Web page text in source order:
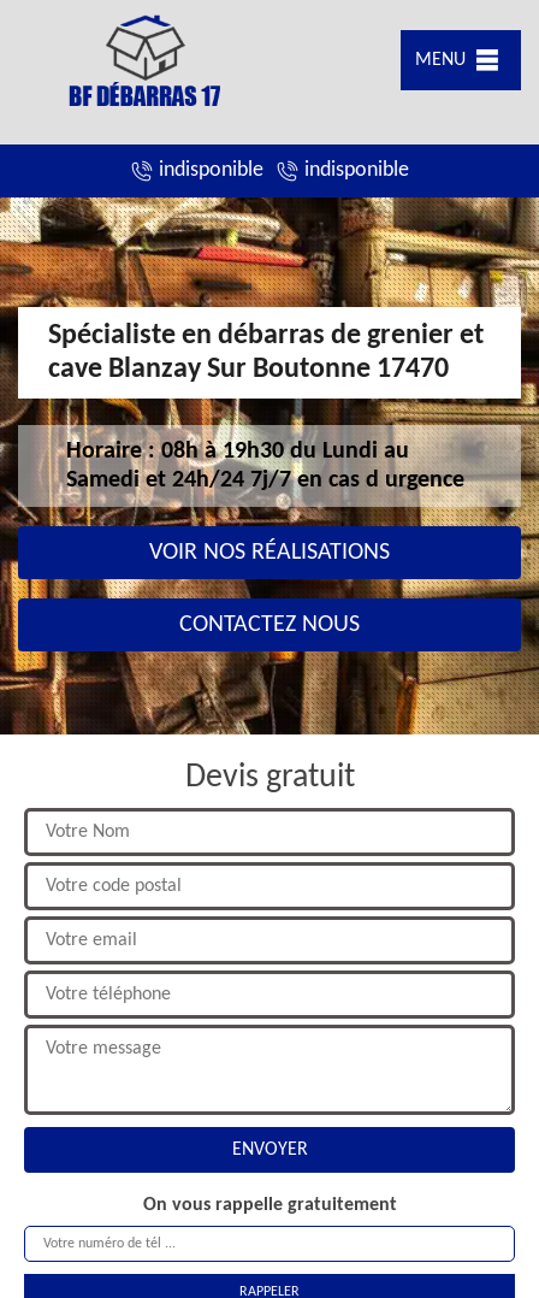
MENU
indisponible indisponible
Spécialiste en débarras de grenier et
cave Blanzay Sur Boutonne 17470
Horaire : 08h à 19h30 du Lundi au
Samedi et 24h/24 7j/7 en cas d urgence
VOIR NOS RÉALISATIONS
CONTACTEZ NOUS
Devis gratuit
On vous rappelle gratuitement